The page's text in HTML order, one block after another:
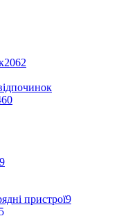
2062
9
пристрої9